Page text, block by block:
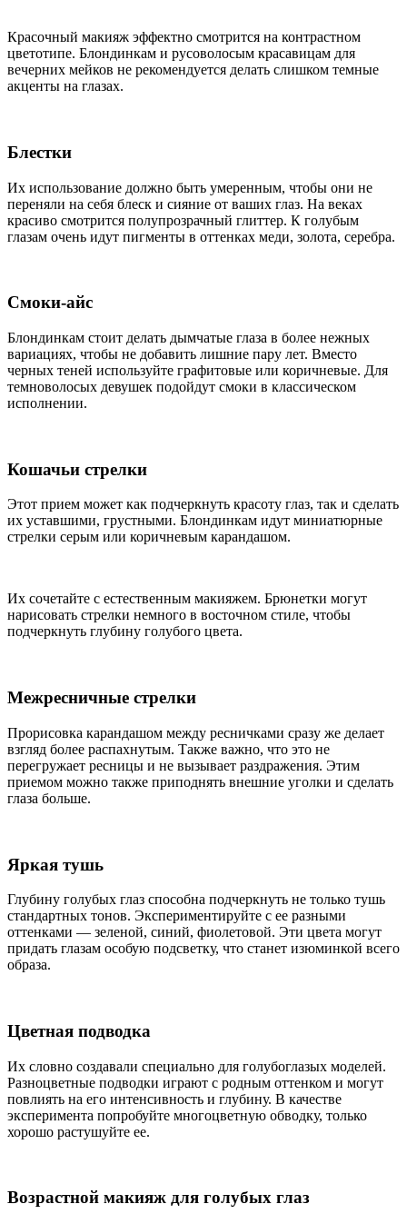
Красочный макияж эффектно смотрится на контрастном
цветотипе. Блондинкам и русоволосым красавицам для
вечерних мейков не рекомендуется делать слишком темные
акценты на глазах.
Блестки
Их использование должно быть умеренным, чтобы они не
переняли на себя блеск и сияние от ваших глаз. На веках
красиво смотрится полупрозрачный глиттер. К голубым
глазам очень идут пигменты в оттенках меди, золота, серебра.
Смоки-айс
Блондинкам стоит делать дымчатые глаза в более нежных
вариациях, чтобы не добавить лишние пару лет. Вместо
черных теней используйте графитовые или коричневые. Для
темноволосых девушек подойдут смоки в классическом
исполнении.
Кошачьи стрелки
Этот прием может как подчеркнуть красоту глаз, так и сделать
их уставшими, грустными. Блондинкам идут миниатюрные
стрелки серым или коричневым карандашом.
Их сочетайте с естественным макияжем. Брюнетки могут
нарисовать стрелки немного в восточном стиле, чтобы
подчеркнуть глубину голубого цвета.
Межресничные стрелки
Прорисовка карандашом между ресничками сразу же делает
взгляд более распахнутым. Также важно, что это не
перегружает ресницы и не вызывает раздражения. Этим
приемом можно также приподнять внешние уголки и сделать
глаза больше.
Яркая тушь
Глубину голубых глаз способна подчеркнуть не только тушь
стандартных тонов. Экспериментируйте с ее разными
оттенками — зеленой, синий, фиолетовой. Эти цвета могут
придать глазам особую подсветку, что станет изюминкой всего
образа.
Цветная подводка
Их словно создавали специально для голубоглазых моделей.
Разноцветные подводки играют с родным оттенком и могут
повлиять на его интенсивность и глубину. В качестве
эксперимента попробуйте многоцветную обводку, только
хорошо растушуйте ее.
Возрастной макияж для голубых глаз